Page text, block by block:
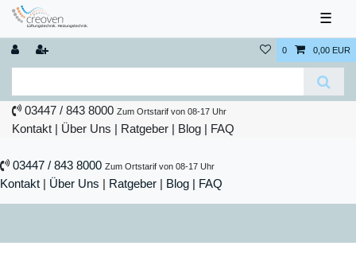
☰
0 0,00 EUR
03447 / 843 8000 Zum Ortstarif von 08-17 Uhr
Kontakt | Über Uns | Ratgeber | Blog | FAQ
03447 / 843 8000 Zum Ortstarif von 08-17 Uhr
Kontakt | Über Uns | Ratgeber | Blog | FAQ